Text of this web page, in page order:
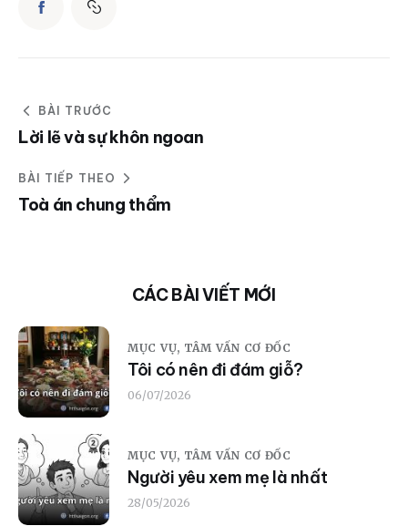
BÀI TRƯỚC
Lời lẽ và sự khôn ngoan
BÀI TIẾP THEO
Toà án chung thẩm
CÁC BÀI VIẾT MỚI
MỤC VỤ, TÂM VẤN CƠ ĐỐC
Tôi có nên đi đám giỗ?
06/07/2026
MỤC VỤ, TÂM VẤN CƠ ĐỐC
Người yêu xem mẹ là nhất
28/05/2026